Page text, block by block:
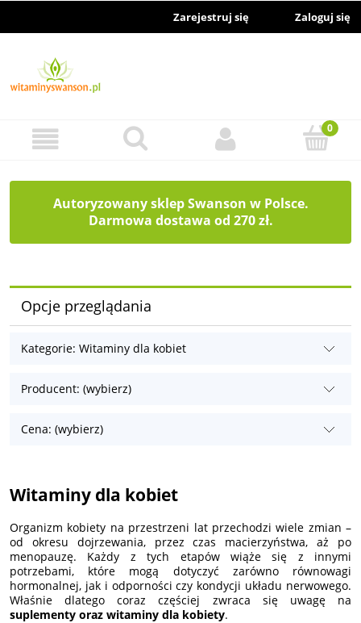
Zarejestruj się Zaloguj się
Autoryzowany sklep Swanson w Polsce.
Darmowa dostawa od 270 zł.
Opcje przeglądania
Kategorie: Witaminy dla kobiet
Producent: (wybierz)
Cena: (wybierz)
Witaminy dla kobiet
Organizm kobiety na przestrzeni lat przechodzi wiele zmian –
od okresu dojrzewania, przez czas macierzyństwa, aż po
menopauzę. Każdy z tych etapów wiąże się z innymi
potrzebami, które mogą dotyczyć zarówno równowagi
hormonalnej, jak i odporności czy kondycji układu nerwowego.
Właśnie dlatego coraz częściej zwraca się uwagę na
suplementy oraz witaminy dla kobiety.